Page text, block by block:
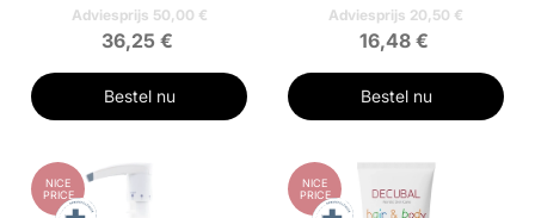
Adviesprijs 50,00 €
36,25 €
Bestel nu
Adviesprijs 20,50 €
16,48 €
Bestel nu
NICE
PRICE
NICE
PRICE